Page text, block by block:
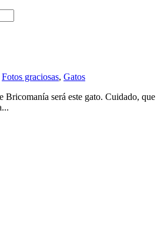
Fotos graciosas, Gatos
Bricomanía será este gato. Cuidado, que